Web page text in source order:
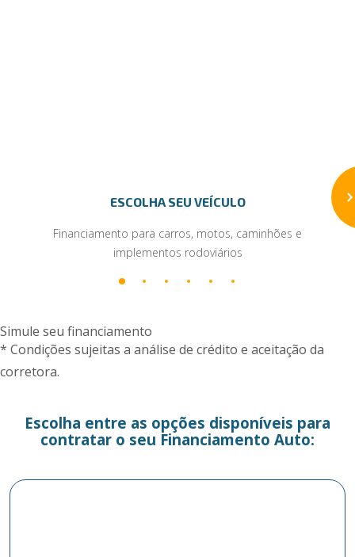
ESCOLHA SEU VEÍCULO
Financiamento para carros, motos, caminhões e
implementos rodoviários
Simule seu financiamento
* Condições sujeitas a análise de crédito e aceitação da
corretora.
Escolha entre as opções disponíveis para
contratar o seu Financiamento Auto: